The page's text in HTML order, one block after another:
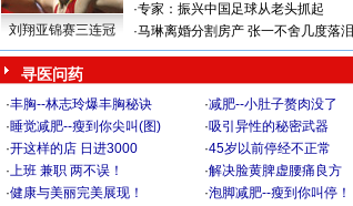
刘翔亚锦赛三连冠
·专家：振兴中国足球从老头抓起
·马琳离婚分割房产 张一不舍几度落泪
寻医问药
·丰胸--林志玲爆丰胸秘诀 ·减肥--小肚子赘肉没了
·睡觉减肥--瘦到你尖叫(图) ·吸引异性的秘密武器
·开这样的店 日进3000 ·45岁以前停经不正常
·上班 兼职 两不误！ ·解决脸黄脾虚腰痛良方
·健康与美丽完美展现！ ·泡脚减肥--瘦到你叫停！